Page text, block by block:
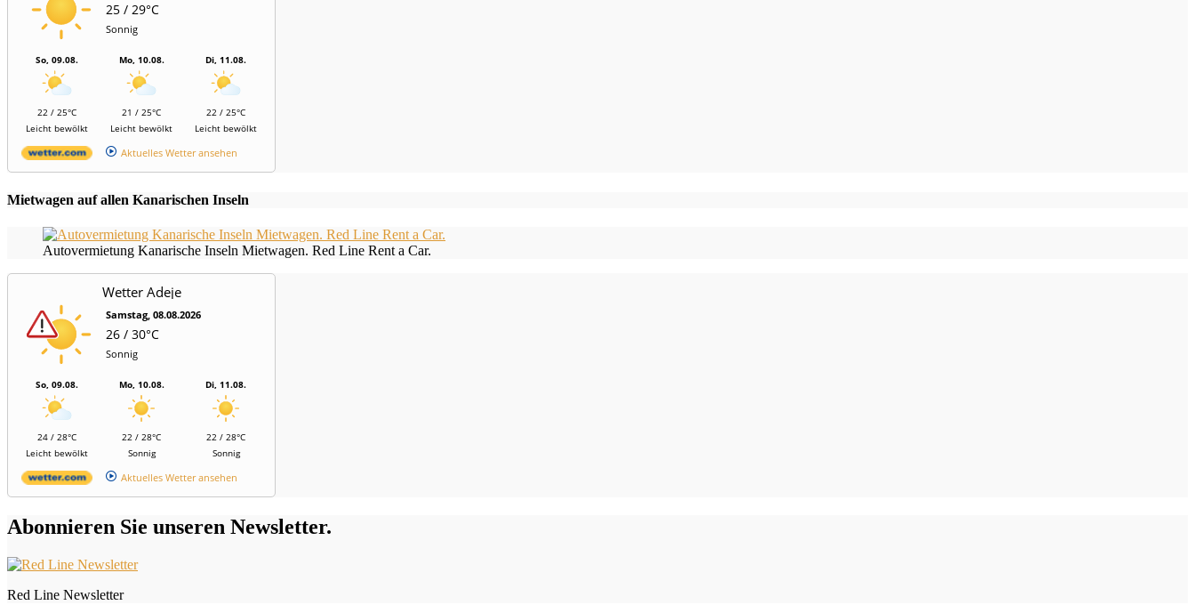
25 / 29°C
Sonnig
So, 09.08.
22 / 25°C
Leicht bewölkt
Mo, 10.08.
21 / 25°C
Leicht bewölkt
Di, 11.08.
22 / 25°C
Leicht bewölkt
Aktuelles Wetter ansehen
Mietwagen auf allen Kanarischen Inseln
Autovermietung Kanarische Inseln Mietwagen. Red Line Rent a Car.
Wetter Adeje
Samstag, 08.08.2026
26 / 30°C
Sonnig
So, 09.08.
24 / 28°C
Leicht bewölkt
Mo, 10.08.
22 / 28°C
Sonnig
Di, 11.08.
22 / 28°C
Sonnig
Aktuelles Wetter ansehen
Abonnieren Sie unseren Newsletter.
Red Line Newsletter